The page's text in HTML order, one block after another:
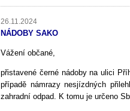
26.11.2024
NÁDOBY SAKO
Vážení občané,
přistavené černé nádoby na ulici
případě námrazy nesjízdných
zahradní odpad. K tomu je určeno